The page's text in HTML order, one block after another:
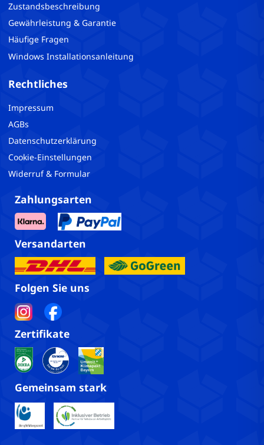
Zustandsbeschreibung
Gewährleistung & Garantie
Häufige Fragen
Windows Installationsanleitung
Rechtliches
Impressum
AGBs
Datenschutzerklärung
Cookie-Einstellungen
Widerruf & Formular
Zahlungsarten
Versandarten
Folgen Sie uns
Zertifikate
Gemeinsam stark